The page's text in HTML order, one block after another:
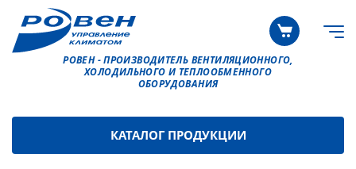
РОВЕН - ПРОИЗВОДИТЕЛЬ ВЕНТИЛЯЦИОННОГО,
ХОЛОДИЛЬНОГО И ТЕПЛООБМЕННОГО
ОБОРУДОВАНИЯ
КАТАЛОГ ПРОДУКЦИИ